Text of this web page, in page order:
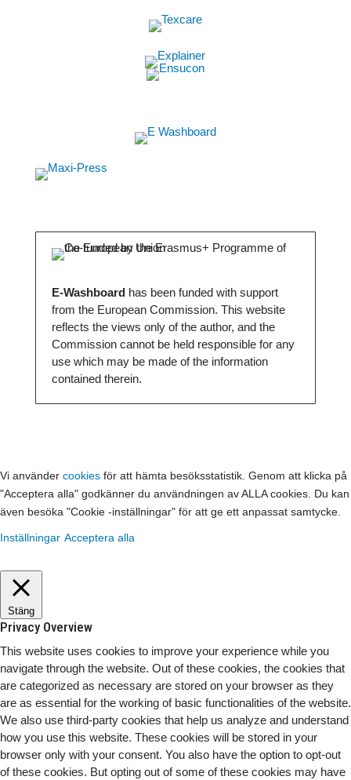
E-Washboardhas been funded with support
from the European Commission. This website
reflects the views only of the author, and the
Commission cannot be held responsible for any
use which may be made of the information
contained therein.
Vi använder cookies för att hämta besöksstatistik. Genom att klicka på
"Acceptera alla" godkänner du användningen av ALLA cookies. Du kan
även besöka "Cookie -inställningar" för att ge ett anpassat samtycke.
Inställningar Acceptera alla
Stäng
Privacy Overview
This website uses cookies to improve your experience while you
navigate through the website. Out of these cookies, the cookies that
are categorized as necessary are stored on your browser as they
are as essential for the working of basic functionalities of the website.
We also use third-party cookies that help us analyze and understand
how you use this website. These cookies will be stored in your
browser only with your consent. You also have the option to opt-out
of these cookies. But opting out of some of these cookies may have